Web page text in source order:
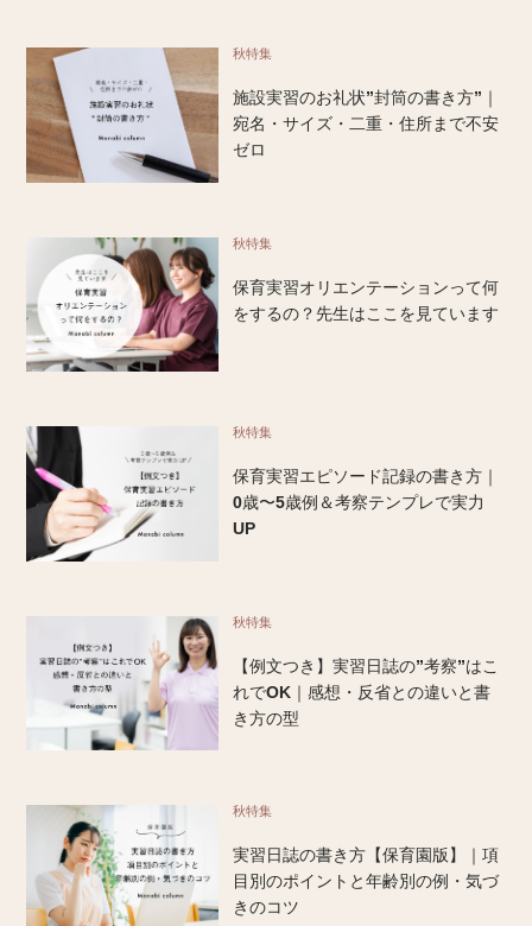
秋特集
施設実習のお礼状”封筒の書き方”｜
宛名・サイズ・二重・住所まで不安
ゼロ
秋特集
保育実習オリエンテーションって何
をするの？先生はここを見ています
秋特集
保育実習エピソード記録の書き方｜
0歳〜5歳例＆考察テンプレで実力
UP
秋特集
【例文つき】実習日誌の”考察”はこ
れでOK｜感想・反省との違いと書
き方の型
秋特集
実習日誌の書き方【保育園版】｜項
目別のポイントと年齢別の例・気づ
きのコツ